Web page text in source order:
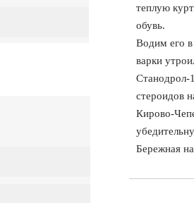
теплую
обувь.
Водим его в
варки
Станодрол-
стероидов
Кирово-
Бережная